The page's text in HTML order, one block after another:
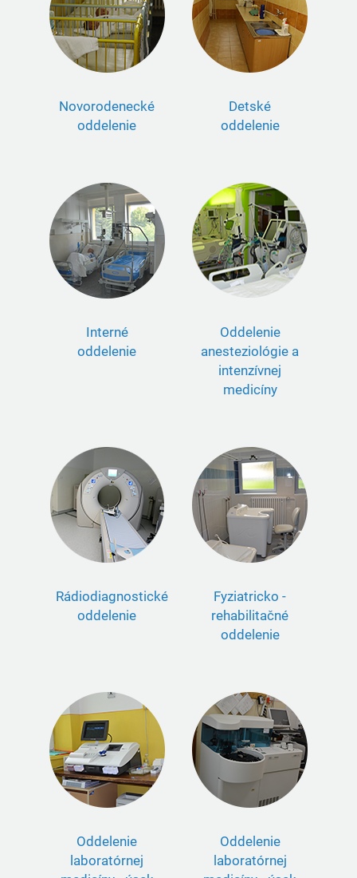
Novorodenecké
oddelenie
Detské
oddelenie
Interné
oddelenie
Oddelenie
anesteziológie a
intenzívnej
medicíny
Rádiodiagnostické
oddelenie
Fyziatricko -
rehabilitačné
oddelenie
Oddelenie
laboratórnej
Oddelenie
laboratórnej